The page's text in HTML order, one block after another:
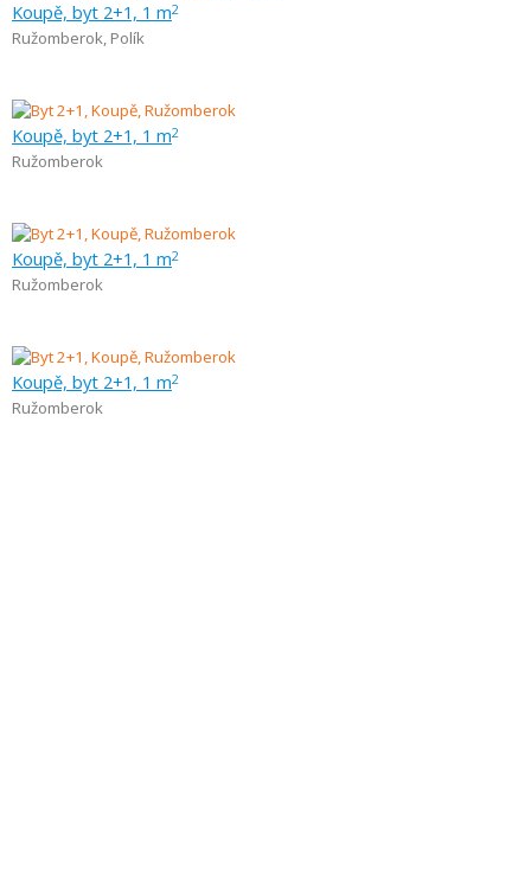
Koupě, byt 2+1, 1 m2
Ružomberok, Polík
Koupě, byt 2+1, 1 m2
Ružomberok
Koupě, byt 2+1, 1 m2
Ružomberok
Koupě, byt 2+1, 1 m2
Ružomberok